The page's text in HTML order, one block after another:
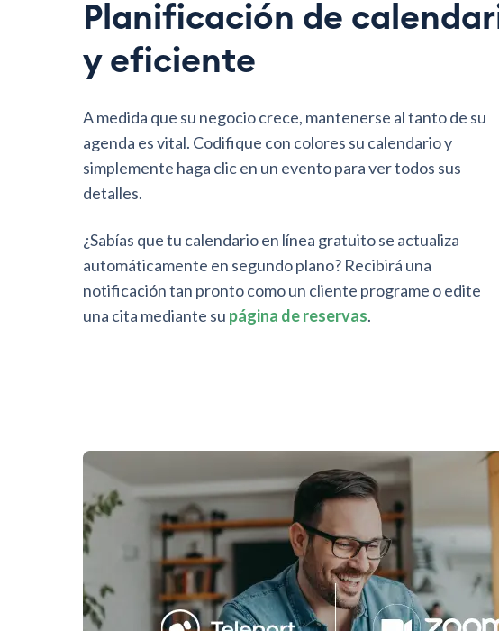
Planificación de
y eficiente
A medida que su negocio crece, mantenerse al tanto de su
agenda es vital. Codifique con colores su calendario y
simplemente haga clic en un evento para ver todos sus
detalles.
¿Sabías que tu calendario en línea gratuito se actualiza
automáticamente en segundo plano? Recibirá una
notificación tan pronto como un cliente programe o edite
una cita mediante su página de reservas.